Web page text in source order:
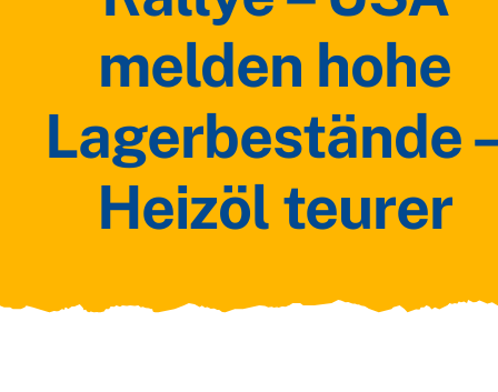
melden hohe
Lagerbestände
Heizöl teurer